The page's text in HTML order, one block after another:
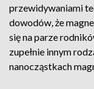
przewidywaniami
dowodów, że
się na parze
zupełnie innym
nanocząstkach